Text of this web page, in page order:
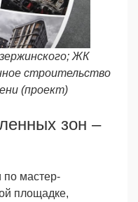
ЖК
строительство
(проект)
зон –
по мастер-
площадке,